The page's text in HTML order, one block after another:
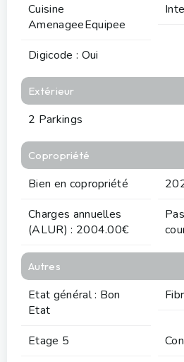
Cuisine
AmenageeEquipee
Digicode : Oui
Extérieur
2 Parkings
Copropriété
Bien en copropriété
Charges annuelles
(ALUR) : 2004.00€
Autres
Etat général : Bon
Etat
Etage 5